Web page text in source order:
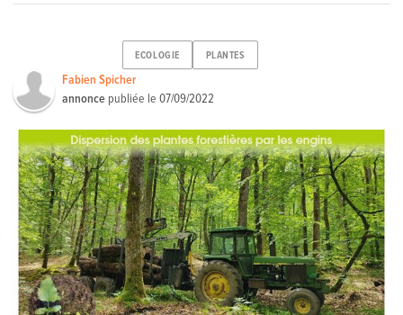
ECOLOGIE PLANTES
Fabien Spicher
annonce publiée le07/09/2022